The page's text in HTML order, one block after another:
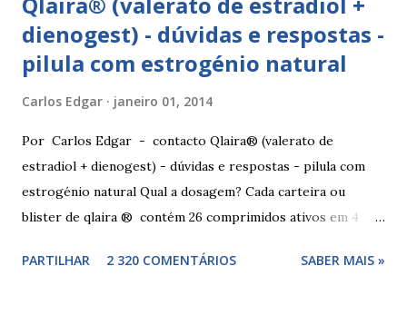
dienogest) - dúvidas e respostas -
pilula com estrogénio natural
Carlos Edgar janeiro 01, 2014
Por Carlos Edgar - contacto Qlaira® (valerato de
estradiol + dienogest) - dúvidas e respostas - pilula com
estrogénio natural Qual a dosagem? Cada carteira ou
blister de qlaira ® contém 26 comprimidos ativos em 4
comprimidos inativos brancos na linha 4. Dosagem
PARTILHAR 2 320 COMENTÁRIOS SABER MAIS »